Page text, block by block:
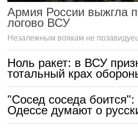
Армия России выжгла
логово ВСУ
Незалежным воякам не
Ноль ракет: в ВСУ
тотальный крах
"Сосед соседа боится":
Одессе думают о